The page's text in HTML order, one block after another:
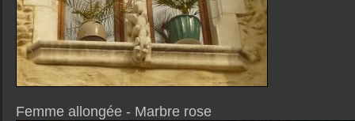
Femme allongée - Marbre rose